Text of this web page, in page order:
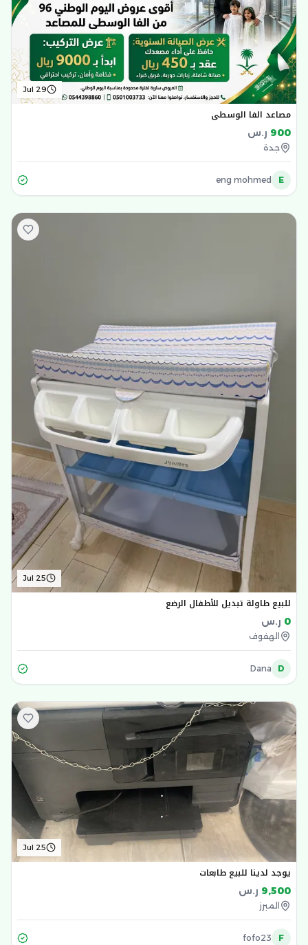
Jul 29
مصاعد الفا الوسطي
900 ر.س
جدة
E
eng mohmed
Jul 25
للبيع طاولة تبديل للأطفال الرضع
0 ر.س
الهفوف
D
Dana
Jul 25
يوجد لدينا للبيع طابعات
9,500 ر.س
المبرز
F
fofo23